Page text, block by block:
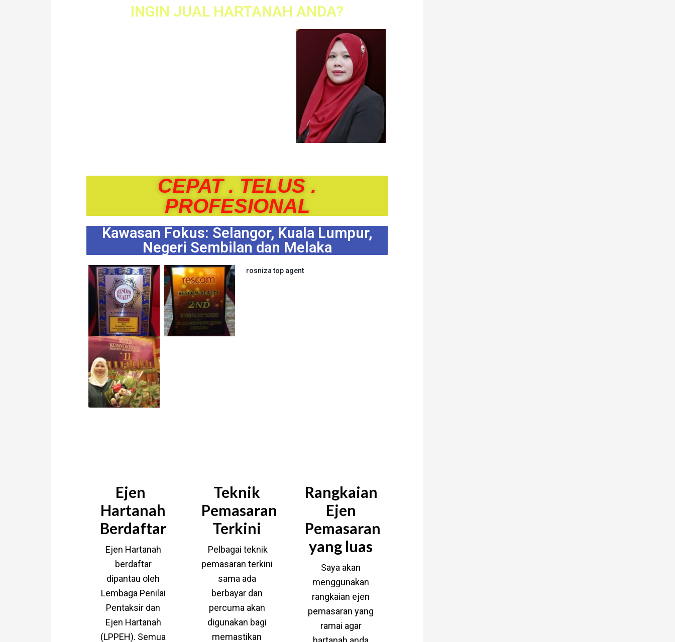
INGIN JUAL HARTANAH ANDA?
CEPAT . TELUS .
PROFESIONAL
Kawasan Fokus: Selangor, Kuala Lumpur,
Negeri Sembilan dan Melaka
rosniza top agent
Ejen
Hartanah
Berdaftar
Ejen Hartanah
berdaftar
dipantau oleh
Lembaga Penilai
Pentaksir dan
Ejen Hartanah
(LPPEH). Semua
Teknik
Pemasaran
Terkini
Pelbagai teknik
pemasaran terkini
sama ada
berbayar dan
percuma akan
digunakan bagi
memastikan
Rangkaian
Ejen
Pemasaran
yang luas
Saya akan
menggunakan
rangkaian ejen
pemasaran yang
ramai agar